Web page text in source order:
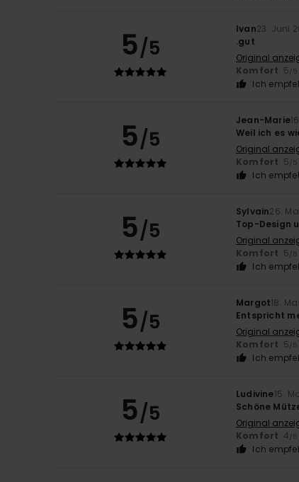
5/5
Ivan23. Juni
.gut
Original
Komfort: 5/5
Ich
5/5
Jean-Marie
Weil ich es
Original
Komfort: 5/5
Ich
5/5
Sylvain26.
Top-Design
Original
Komfort: 5/5
Ich
5/5
Margot18.
Entspricht
Original
Komfort: 5/5
Ich
5/5
Ludivine15.
Schöne
Original
Komfort: 4/5
Ich